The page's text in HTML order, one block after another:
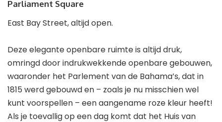
Parliament Square
East Bay Street, altijd open.
Deze elegante openbare ruimte is altijd druk,
omringd door indrukwekkende openbare gebouwen,
waaronder het Parlement van de Bahama’s, dat in
1815 werd gebouwd en – zoals je nu misschien wel
kunt voorspellen – een aangename roze kleur heeft!
Als je toevallig op een dag komt dat het Huis van